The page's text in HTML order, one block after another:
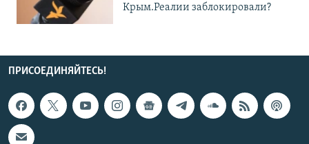
Крым.Реалии заблокировали?
ПРИСОЕДИНЯЙТЕСЬ!